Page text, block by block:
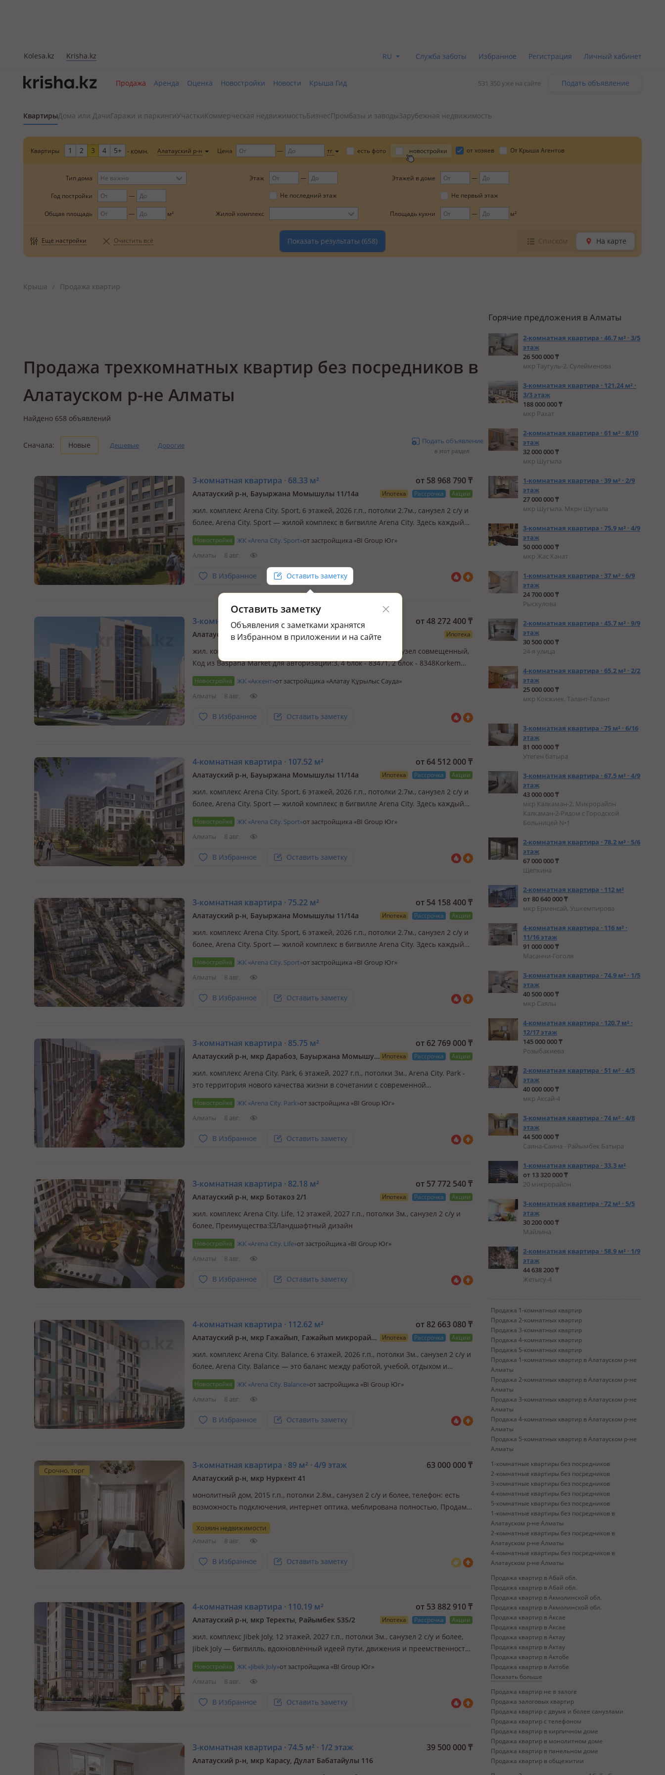
Kolesa.kz Krisha.kz RU Служба заботы Избранное Регистрация Личный кабинет
Продажа Аренда Оценка Новостройки Новости Крыша Гид 531 350 уже на сайте Подать объявление
КвартирыДома или ДачиГаражи и паркингиУчасткиКоммерческая недвижимостьБизнесПромбазы и заводы Зарубежная недвижимость
Квартиры 1 2 3 4 5+ - комн. Алатауский р-н Цена тг есть фото новостройки от хозяев От Крыша Агентов
Тип дома Не важно Этаж Этажей в доме
Год постройки Не последний этаж Не первый этаж
Общая площадь м² Жилой комплекс Площадь кухни м²
Ещё настройки Очистить всё Показать результаты (658) Списком На карте
Крыша / Продажа квартир
Продажа трехкомнатных квартир без посредников в
Алатауском р-не Алматы
Найдено 658 объявлений
Сначала: Новые Дешевые Дорогие Подать объявление
в этот раздел
3-комнатная квартира · 68.33 м² от 58 968 790₸
Алатауский р-н, Бауыржана Момышулы 11/14а Ипотека Рассрочка Акции
жил. комплекс Arena City. Sport, 6 этажей, 2026 г.п., потолки 2.7м., санузел 2 с/у и
более, Arena City. Sport — жилой комплекс в бигвилле Arena City. Здесь каждый
житель ощущает комфорт и удобство, благодаря уникальной инфраструктуре,
специально созданной для активного образа жизн…
Новостройка ЖК «Arena City. Sport»от застройщика «BI Group Юг»
Алматы
8 авг.
В Избранное Оставить заметку
Оставить заметку
Объявления с заметками хранятся
в Избранном в приложении и на сайте
3-комнатная квартира · 91.08 м² от 48 272 400₸
Алатауский р-н, мкр Аккент 90/3 Ипотека
жил. комплекс Аккент, 12 этажей, 2023 г.п., потолки 2.7м., санузел совмещенный,
Код из Baspana Market для авторизации:3, 4 блок - 83471, 2 блок - 8348Korkem
Akkent — это про комфорт, стиль…
Новостройка ЖК «Аккент»от застройщика «Алатау Құрылыс Сауда»
Алматы
8 авг.
В Избранное Оставить заметку
4-комнатная квартира · 107.52 м² от 64 512 000₸
Алатауский р-н, Бауыржана Момышулы 11/14а Ипотека Рассрочка Акции
жил. комплекс Arena City. Sport, 6 этажей, 2026 г.п., потолки 2.7м., санузел 2 с/у и
более, Arena City. Sport — жилой комплекс в бигвилле Arena City. Здесь каждый
житель ощущает комфорт и удобство, благодаря уникальной инфраструктуре,
специально созданной для активного образа жизн…
Новостройка ЖК «Arena City. Sport»от застройщика «BI Group Юг»
Алматы
8 авг.
В Избранное Оставить заметку
3-комнатная квартира · 75.22 м² от 54 158 400₸
Алатауский р-н, Бауыржана Момышулы 11/14а Ипотека Рассрочка Акции
жил. комплекс Arena City. Sport, 6 этажей, 2026 г.п., потолки 2.7м., санузел 2 с/у и
более, Arena City. Sport — жилой комплекс в бигвилле Arena City. Здесь каждый
житель ощущает комфорт и удобство, благодаря уникальной инфраструктуре,
специально созданной для активного образа жизн…
Новостройка ЖК «Arena City. Sport»от застройщика «BI Group Юг»
Алматы
8 авг.
В Избранное Оставить заметку
3-комнатная квартира · 85.75 м² от 62 769 000₸
Алатауский р-н, мкр Дарабоз, Бауыржана Момышулы 11/12а Ипотека Рассрочка Акции
жил. комплекс Arena City. Park, 6 этажей, 2027 г.п., потолки 3м., Arena City. Park ‑
это территория нового качества жизни в сочетании с современной
архитектурой. Преимущества:
Новостройка ЖК «Arena City. Park»от застройщика «BI Group Юг»
Алматы
8 авг.
В Избранное Оставить заметку
3-комнатная квартира · 82.18 м² от 57 772 540₸
Алатауский р-н, мкр Ботакоз 2/1 Ипотека Рассрочка Акции
жил. комплекс Arena City. Life, 12 этажей, 2027 г.п., потолки 3м., санузел 2 с/у и
более, Преимущества:💥Ландшафтный дизайн
Новостройка ЖК «Arena City. Life»от застройщика «BI Group Юг»
Алматы
8 авг.
В Избранное Оставить заметку
4-комнатная квартира · 112.62 м² от 82 663 080₸
Алатауский р-н, мкр Гажайып, ​Гажайып микрорайон 11/19 Ипотека Рассрочка Акции
жил. комплекс Arena City. Balance, 6 этажей, 2026 г.п., потолки 3м., санузел 2 с/у и
более, Arena City. Balance — это баланс между работой, учебой, отдыхом и
семьей. Здесь всё рядом: школа, спорт, тишина, природа и ритм города — B
идеальных пропорциях для вашего комфорта. Здесь начи…
Новостройка ЖК «Arena City. Balance»от застройщика «BI Group Юг»
Алматы
8 авг.
В Избранное Оставить заметку
Срочно, торг 3-комнатная квартира · 89 м² · 4/9 этаж 63 000 000₸
Алатауский р-н, мкр Нуркент 41
монолитный дом, 2015 г.п., потолки 2.8м., санузел 2 с/у и более, телефон: есть
возможность подключения, интернет оптика, меблирована полностью, Продам
квартиры открываются на 2 стороны дома (распашонка). Ремонт делали для
себ…
Хозяин недвижимости
Алматы
8 авг.
В Избранное Оставить заметку
4-комнатная квартира · 110.19 м² от 53 882 910₸
Алатауский р-н, мкр Теректы, Райымбек 535/2 Ипотека Рассрочка Акции
жил. комплекс Jibek Joly, 12 этажей, 2027 г.п., потолки 3м., санузел 2 с/у и более,
Jibek Joly — бигвилль, вдохновлённый идеей пути, движения и преемственности.
Место, где история превращается в современную городскую среду, а дом
становится точкой опоры на жизне…
Новостройка ЖК «Jibek Joly»от застройщика «BI Group Юг»
Алматы
8 авг.
В Избранное Оставить заметку
3-комнатная квартира · 74.5 м² · 1/2 этаж 39 500 000₸
Алатауский р-н, мкр Карасу, Дулат Бабатайулы 116
Горячие предложения в Алматы
2-комнатная квартира · 46.7 м² · 3/5
этаж
26 500 000 ₸
мкр Таугуль-2, Сулейменова
3-комнатная квартира · 121.24 м² ·
3/3 этаж
188 000 000 ₸
мкр Рахат
2-комнатная квартира · 61 м² · 8/10
этаж
32 000 000 ₸
мкр Шугыла
1-комнатная квартира · 39 м² · 2/9
этаж
27 000 000 ₸
мкр Шугыла, Мкрн Шугыла
3-комнатная квартира · 75.9 м² · 4/9
этаж
50 000 000 ₸
мкр Жас Канат
1-комнатная квартира · 37 м² · 6/9
этаж
24 700 000 ₸
Рыскулова
2-комнатная квартира · 45.7 м² · 9/9
этаж
30 500 000 ₸
​24-я улица
4-комнатная квартира · 65.2 м² · 2/2
этаж
25 000 000 ₸
мкр Кокжиек, Талант-Талант
3-комнатная квартира · 75 м² · 6/16
этаж
81 000 000 ₸
Утеген батыра
3-комнатная квартира · 67.5 м² · 4/9
этаж
43 000 000 ₸
мкр Калкаман-2, Микрорайон
Калкаман-2-Рядом с Городской
Больницей N•1
2-комнатная квартира · 78.2 м² · 5/6
этаж
67 000 000 ₸
Щепкина
2-комнатная квартира · 112 м²
от 80 640 000 ₸
мкр Ерменсай, Ушкемпирова
4-комнатная квартира · 116 м² ·
11/16 этаж
91 000 000 ₸
Масанчи-Гоголя
3-комнатная квартира · 74.9 м² · 1/5
этаж
40 500 000 ₸
мкр Саялы
4-комнатная квартира · 120.7 м² ·
12/17 этаж
145 000 000 ₸
Розыбакиева
2-комнатная квартира · 51 м² · 4/5
этаж
40 000 000 ₸
мкр Аксай-4
3-комнатная квартира · 74 м² · 4/8
этаж
44 500 000 ₸
Саина-Саина - Райымбек Батыра
1-комнатная квартира · 33.3 м²
от 13 320 000 ₸
20 микрорайон
3-комнатная квартира · 72 м² · 5/5
этаж
30 200 000 ₸
Майлина
2-комнатная квартира · 58.9 м² · 1/9
этаж
44 638 200 ₸
Жетысу-4
Продажа 1-комнатных квартир
Продажа 2-комнатных квартир
Продажа 3-комнатных квартир
Продажа 4-комнатных квартир
Продажа 5-комнатных квартир
Продажа 1-комнатных квартир в Алатауском р-не
Алматы
Продажа 2-комнатных квартир в Алатауском р-не
Алматы
Продажа 3-комнатных квартир в Алатауском р-не
Алматы
Продажа 4-комнатных квартир в Алатауском р-не
Алматы
Продажа 5-комнатных квартир в Алатауском р-не
Алматы
1-комнатные квартиры без посредников
2-комнатные квартиры без посредников
3-комнатные квартиры без посредников
4-комнатные квартиры без посредников
5-комнатные квартиры без посредников
1-комнатные квартиры без посредников в
Алатауском р-не Алматы
2-комнатные квартиры без посредников в
Алатауском р-не Алматы
4-комнатные квартиры без посредников в
Алатауском р-не Алматы
Продажа квартир в Абай обл.
Продажа квартир в Абай обл.
Продажа квартир в Акмолинской обл.
Продажа квартир в Акмолинской обл.
Продажа квартир в Аксае
Продажа квартир в Аксае
Продажа квартир в Актау
Продажа квартир в Актау
Продажа квартир в Актобе
Продажа квартир в Актобе
Показать больше
Продажа квартир не в залоге
Продажа залоговых квартир
Продажа квартир с двумя и более санузлами
Продажа квартир с телефоном
Продажа квартир в кирпичном доме
Продажа квартир в монолитном доме
Продажа квартир в панельном доме
Продажа квартир в общежитии